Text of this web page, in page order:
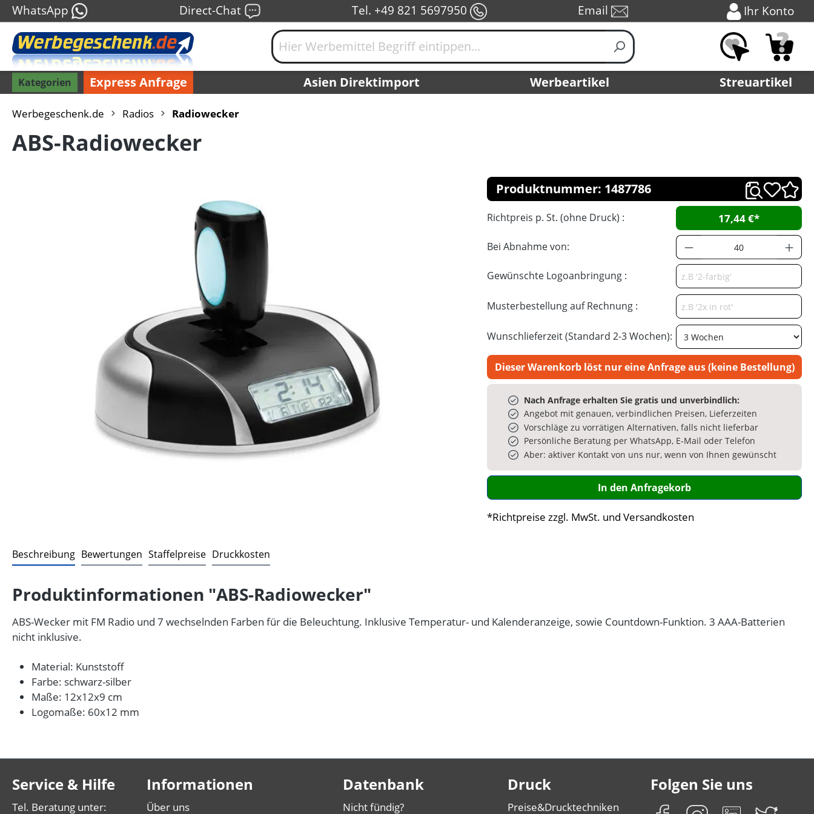
WhatsApp Direct-Chat Tel. +49 821 5697950 Email Ihr Konto
Kategorien Express Anfrage Asien Direktimport Werbeartikel Streuartikel
Werbegeschenk.de Radios Radiowecker
ABS-Radiowecker
Produktnummer: 1487786
Richtpreis p. St. (ohne Druck) : 17,44 €*
Bei Abnahme von:
Gewünschte Logoanbringung :
Musterbestellung auf Rechnung :
Wunschlieferzeit (Standard 2-3 Wochen):
Dieser Warenkorb löst nur eine Anfrage aus (keine Bestellung)
Nach Anfrage erhalten Sie gratis und unverbindlich:
Angebot mit genauen, verbindlichen Preisen, Lieferzeiten
Vorschläge zu vorrätigen Alternativen, falls nicht lieferbar
Persönliche Beratung per WhatsApp, E‑Mail oder Telefon
Aber: aktiver Kontakt von uns nur, wenn von Ihnen gewünscht
In den Anfragekorb
*Richtpreise zzgl. MwSt. und Versandkosten
Beschreibung Bewertungen Staffelpreise Druckkosten
Produktinformationen "ABS-Radiowecker"
ABS-Wecker mit FM Radio und 7 wechselnden Farben für die Beleuchtung. Inklusive Temperatur- und Kalenderanzeige, sowie Countdown-Funktion. 3 AAA-Batterien
nicht inklusive.
Material: Kunststoff
Farbe: schwarz-silber
Maße: 12x12x9 cm
Logomaße: 60x12 mm
Service & Hilfe
Tel. Beratung unter:
Informationen
Über uns
Datenbank
Nicht fündig?
Druck
Preise&Drucktechniken
Folgen Sie uns